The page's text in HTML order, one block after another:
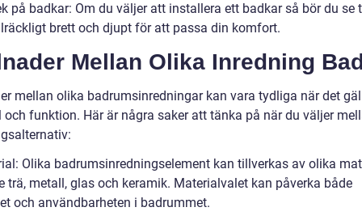
på badkar: Om du väljer att installera ett badkar så bör du se
brett och djupt för att passa din komfort.
Mellan Olika Inredning
mellan olika badrumsinredningar kan vara tydliga när det
och funktion. Här är några saker att tänka på när du väljer
Olika badrumsinredningselement kan tillverkas av olika
trä, metall, glas och keramik. Materialvalet kan påverka både
och användbarheten i badrummet.